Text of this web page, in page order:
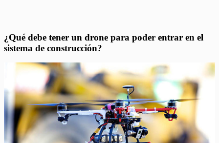
¿Qué debe tener un drone para poder entrar en el
sistema de construcción?